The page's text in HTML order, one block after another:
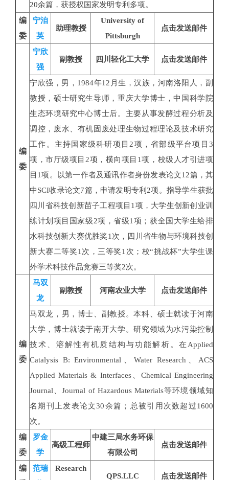
20余篇，获授权国家发明专利多项。
编
委
宁洎
英
助理教授
University of
Pittsburgh
点击发送邮件
编
委
宁欣
强
副教授 四川轻化工大学 点击发送邮件
宁欣强，男，1984年12月生，汉族，河南洛阳人，副
教授，硕士研究生导师，重庆大学博士，中国科学院
生态环境研究中心博士后。主要从事发酵过程分析及
调控，废水、有机固废处理生物过程理论及技术研究
工作。主持国家级科研项目2项，省部级平台项目3
项，市厅级项目2项，横向项目1项，校级人才引进项
目1项。以第一作者及通讯作者身份发表论文12篇，其
中SCI收录论文7篇，申请发明专利2项。指导学生获批
四川省科技创新苗子工程项目1项，大学生创新创业训
练计划项目国家级2项，省级1项；获全国大学生给排
水科技创新大赛优胜奖1次，四川省生物与环境科技创
新大赛二等奖1次，三等奖1次；校“挑战杯”大学生课
外学术科技作品竞赛三等奖2次。
编
委
马双
龙
副教授 河南农业大学 点击发送邮件
马双龙，男，博士、副教授。本科、硕士就读于河南
大学，博士就读于南开大学。研究领域为水污染控制
技术、溶解性有机质结构与功能解析。在Applied
Catalysis B: Environmental、Water Research、ACS
Applied Materials & Interfaces、Chemical Engineering
Journal、Journal of Hazardous Materials等环境领域知
名期刊上发表论文30余篇；总被引用次数超过1600
次。
编
委
罗金
学
高级工程师
中建三局水务环保
有限公司
点击发送邮件
编
范瑞
Research
QPS.LLC 点击发送邮件